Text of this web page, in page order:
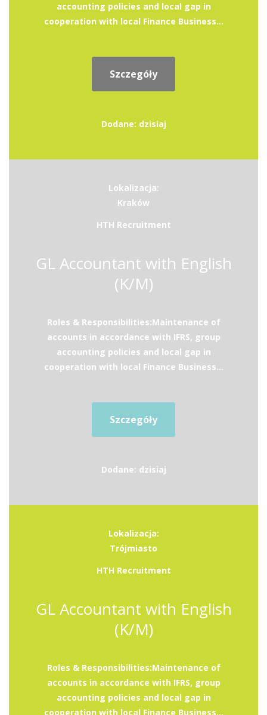
accounting policies and local gap in
cooperation with local Finance Business...
Szczegóły
Dodane: dzisiaj
Lokalizacja:
Kraków
HTH Recruitment
GL Accountant with English
(K/M)
Roles & Responsibilities:Maintenance of
accounts in accordance with IFRS, group
accounting policies and local gap in
cooperation with local Finance Business...
Szczegóły
Dodane: dzisiaj
Lokalizacja:
Trójmiasto
HTH Recruitment
GL Accountant with English
(K/M)
Roles & Responsibilities:Maintenance of
accounts in accordance with IFRS, group
accounting policies and local gap in
cooperation with local Finance Business...